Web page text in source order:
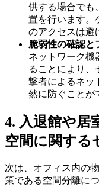
供する場合でも
置を行います。
のアクセスは避
脆弱性の確認と
ネットワーク機
ることにより、
撃者によるネッ
然に防ぐことが
4. 入退館や居
空間に関する
次は、オフィス内の
策である空間分離に